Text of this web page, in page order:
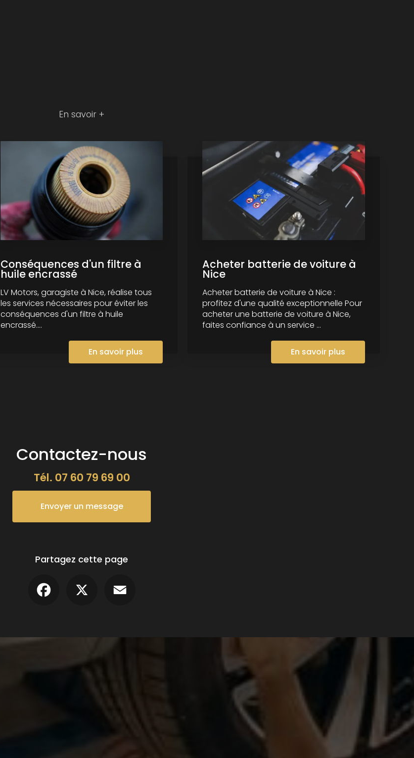
En savoir +
Conséquences d'un filtre à
huile encrassé
LV Motors, garagiste à Nice, réalise tous
les services nécessaires pour éviter les
conséquences d'un filtre à huile
encrassé....
En savoir plus
Acheter batterie de voiture à
Nice
Acheter batterie de voiture à Nice :
profitez d'une qualité exceptionnelle Pour
acheter une batterie de voiture à Nice,
faites confiance à un service ...
En savoir plus
Contactez-nous
Tél. 07 60 79 69 00
Envoyer un message
Partagez cette page